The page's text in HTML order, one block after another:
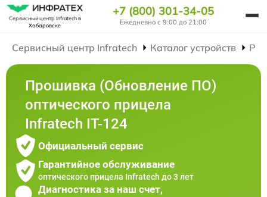
Сервисный центр Infratechв
Хабаровске
+7 (800) 301-34-05
Ежедневно с 9:00 до 21:00
Сервисный центр Infratech Каталог устройств
Прошивка (Обновление ПО)
оптического прицела
Infratech IT-124
Официальный сервис
Гарантийное обслуживание
оптического прицела Infratech до 3 лет
Диагностика за наш счет,